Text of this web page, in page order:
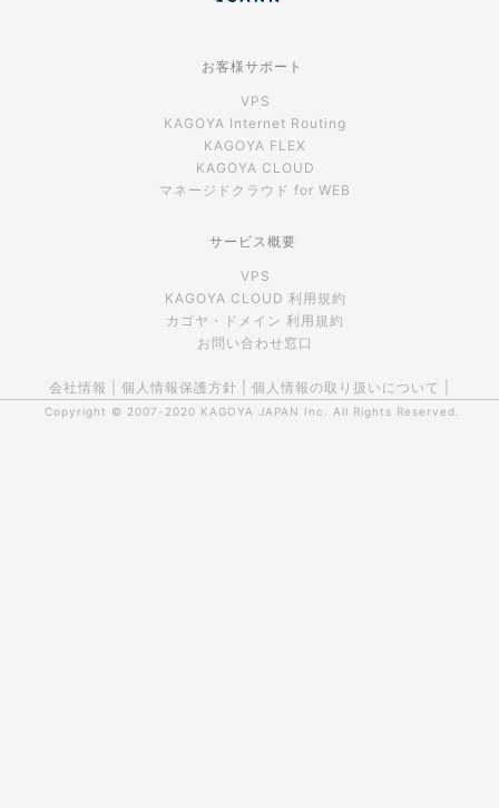
お客様サポート
VPS
KAGOYA Internet Routing
KAGOYA FLEX
KAGOYA CLOUD
マネージドクラウド for WEB
サービス概要
VPS
KAGOYA CLOUD 利用規約
カゴヤ・ドメイン 利用規約
お問い合わせ窓口
会社情報 個人情報保護方針 個人情報の取り扱いについて
Copyright © 2007-2020 KAGOYA JAPAN Inc. All Rights Reserved.